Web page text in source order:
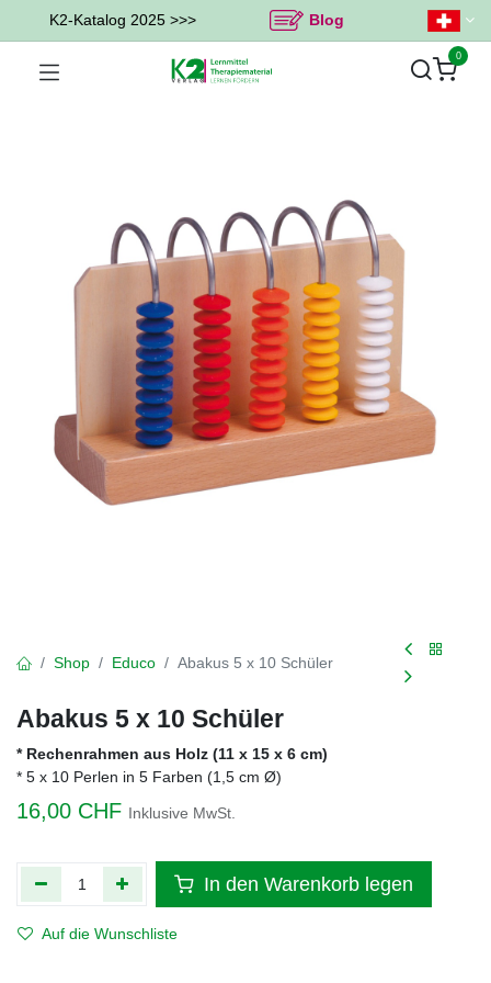
K2-Katalog 2025 >>> Blog
0
Shop Educo Abakus 5 x 10 Schüler
Abakus 5 x 10 Schüler
* Rechenrahmen aus Holz (11 x 15 x 6 cm)
* 5 x 10 Perlen in 5 Farben (1,5 cm Ø)
16,00 CHF Inklusive MwSt.
In den Warenkorb legen
Auf die Wunschliste